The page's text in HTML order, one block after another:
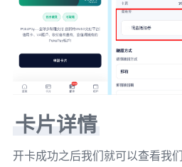
卡片详情
开卡成功之后我们就可以查看我